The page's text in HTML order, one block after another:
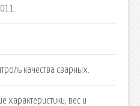
качества сварных.
характеристики, вес и